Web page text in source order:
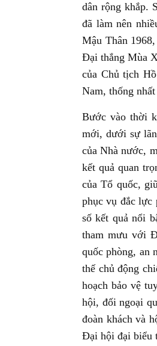
dân rộng khắp.
đã làm nên
Mậu Thân
Đại thắng Mùa
của Chủ tịch
Nam, thống
Bước vào thời
mới, dưới sự
của Nhà nước,
kết quả quan
của Tổ quốc,
phục vụ đắc lực
số kết quả nổi
tham mưu với
quốc phòng, an
thế chủ động
hoạch bảo vệ
hội, đối ngoại
đoàn khách và
Đại hội đại biểu